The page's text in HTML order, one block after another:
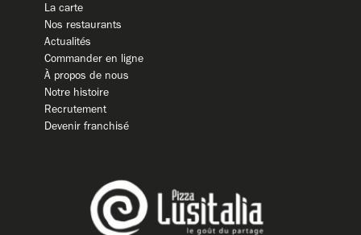
La carte
Nos restaurants
Actualités
Commander en ligne
À propos de nous
Notre histoire
Recrutement
Devenir franchisé